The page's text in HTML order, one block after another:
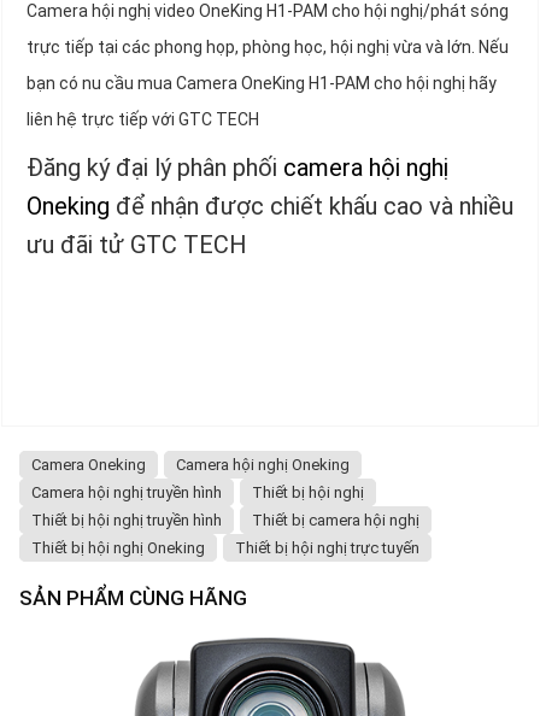
Camera hội nghị video OneKing H1-PAM cho hội nghị/phát sóng
trực tiếp tại các phong họp, phòng học, hội nghị vừa và lớn. Nếu
bạn có nu cầu mua Camera OneKing H1-PAM cho hội nghị hãy
liên hệ trực tiếp với GTC TECH
Đăng ký đại lý phân phối camera hội nghị
Oneking để nhận được chiết khấu cao và nhiều
ưu đãi tử GTC TECH
Camera Oneking
Camera hội nghị Oneking
Camera hội nghị truyền hình
Thiết bị hội nghị
Thiết bị hội nghị truyền hình
Thiết bị camera hội nghị
Thiết bị hội nghị Oneking
Thiết bị hội nghị trực tuyến
SẢN PHẨM CÙNG HÃNG